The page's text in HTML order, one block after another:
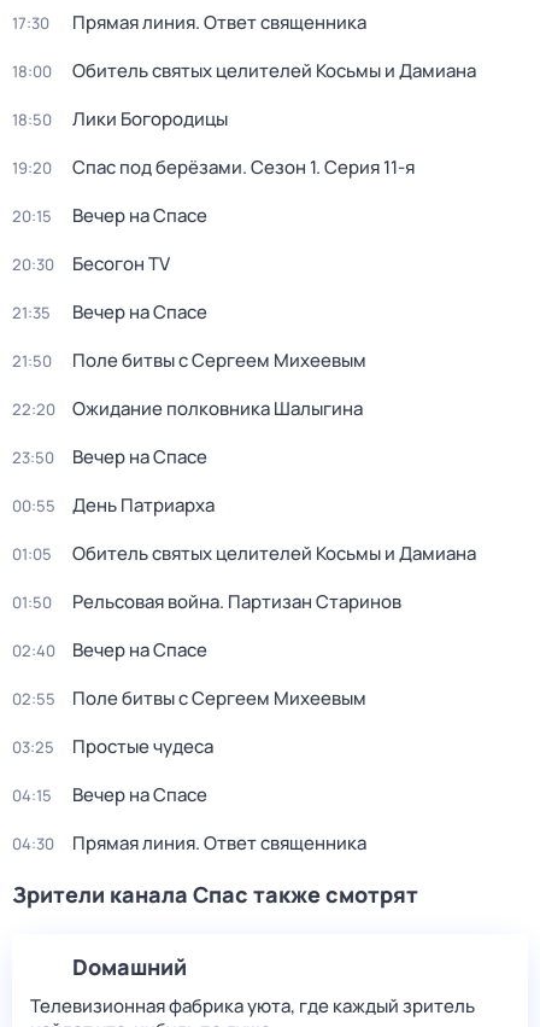
17:30 Прямая линия. Ответ священника
18:00 Обитель святых целителей Косьмы и Дамиана
18:50 Лики Богородицы
19:20 Спас под берёзами. Сезон 1. Серия 11-я
20:15 Вечер на Спасе
20:30 Бесогон TV
21:35 Вечер на Спасе
21:50 Поле битвы с Сергеем Михеевым
22:20 Ожидание полковника Шалыгина
23:50 Вечер на Спасе
00:55 Дeнь Патриаpха
01:05 Обитель святых целителей Косьмы и Дамиана
01:50 Рельсовая война. Партизан Старинов
02:40 Вечер на Спасе
02:55 Поле битвы с Сергеем Михеевым
03:25 Простые чудеса
04:15 Вечер на Спасе
04:30 Прямая линия. Ответ священника
Зрители канала Спас также смотрят
Dомашний
Телевизионная фабрика уюта, где каждый зритель